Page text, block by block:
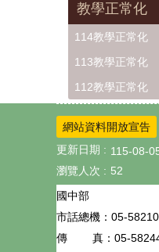
教學正常化
114教學正常化
113教學正常化
112教學正常化
網站資料開放宣告
更新日期
115-08-
瀏覽人次
52
國
市話總機： 05-
傳 真：